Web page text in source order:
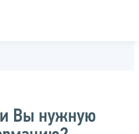
Вы нужную